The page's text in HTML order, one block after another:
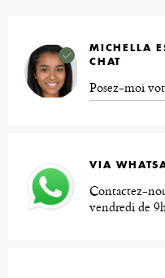
MICHELLA
CHAT
Posez-moi
VIA
Contactez-
vendredi de